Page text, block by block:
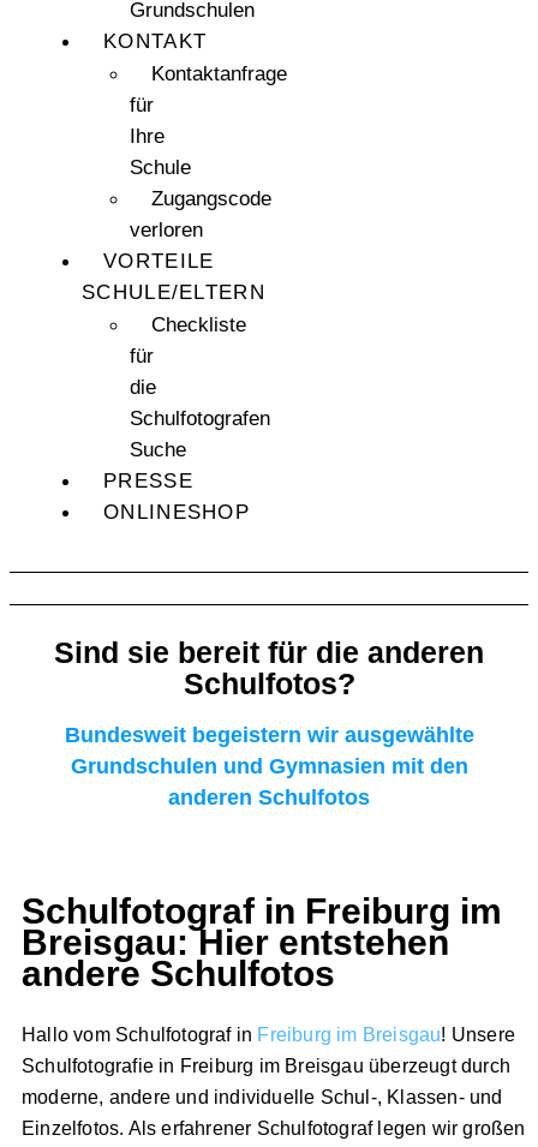
Grundschulen
KONTAKT
Kontaktanfrage
für
Ihre
Schule
Zugangscode
verloren
VORTEILE
SCHULE/ELTERN
Checkliste
für
die
Schulfotografen
Suche
PRESSE
ONLINESHOP
Sind sie bereit für die anderen
Schulfotos?
Bundesweit begeistern wir ausgewählte
Grundschulen und Gymnasien mit den
anderen Schulfotos
Schulfotograf in Freiburg im
Breisgau: Hier entstehen
andere Schulfotos
Hallo vom Schulfotograf in Freiburg im Breisgau! Unsere
Schulfotografie in Freiburg im Breisgau überzeugt durch
moderne, andere und individuelle Schul-, Klassen- und
Einzelfotos. Als erfahrener Schulfotograf legen wir großen